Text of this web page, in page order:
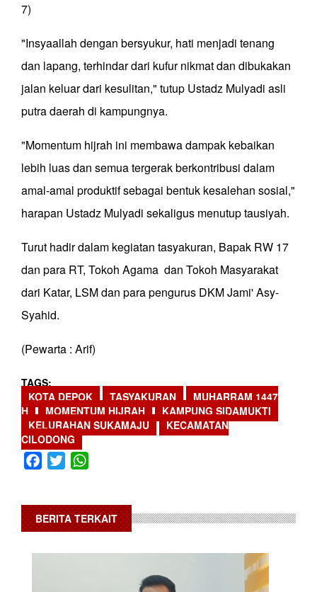
7)
"Insyaallah dengan bersyukur, hati menjadi tenang
dan lapang, terhindar dari kufur nikmat dan dibukakan
jalan keluar dari kesulitan," tutup Ustadz Mulyadi asli
putra daerah di kampungnya.
"Momentum hijrah ini membawa dampak kebaikan
lebih luas dan semua tergerak berkontribusi dalam
amal-amal produktif sebagai bentuk kesalehan sosial,"
harapan Ustadz Mulyadi sekaligus menutup tausiyah.
Turut hadir dalam kegiatan tasyakuran, Bapak RW 17
dan para RT, Tokoh Agama dan Tokoh Masyarakat
dari Katar, LSM dan para pengurus DKM Jami' Asy-
Syahid.
(Pewarta : Arif)
TAGS
KOTA DEPOK
TASYAKURAN
MUHARRAM 1447
H
MOMENTUM HIJRAH
KAMPUNG SIDAMUKTI
KELURAHAN SUKAMAJU
KECAMATAN
CILODONG
Facebook
Twitter
BERITA TERKAIT